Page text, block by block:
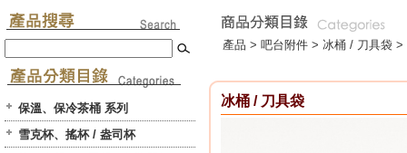
保溫、保冷茶桶 系列
雪克杯、搖杯 / 盎司杯
產品 > 吧台附件 > 冰桶 / 刀具袋 >
冰桶 / 刀具袋